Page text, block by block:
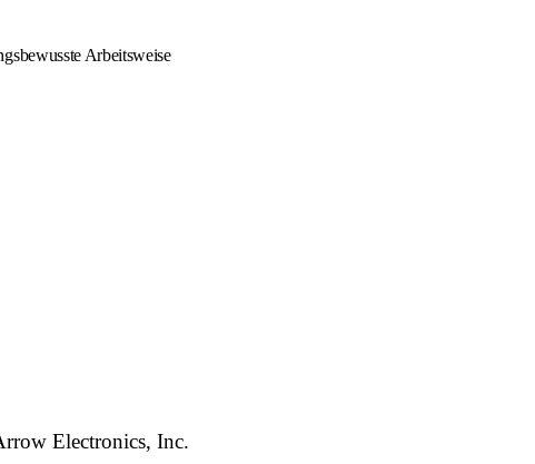
Arbeitsweise
Electronics, Inc.